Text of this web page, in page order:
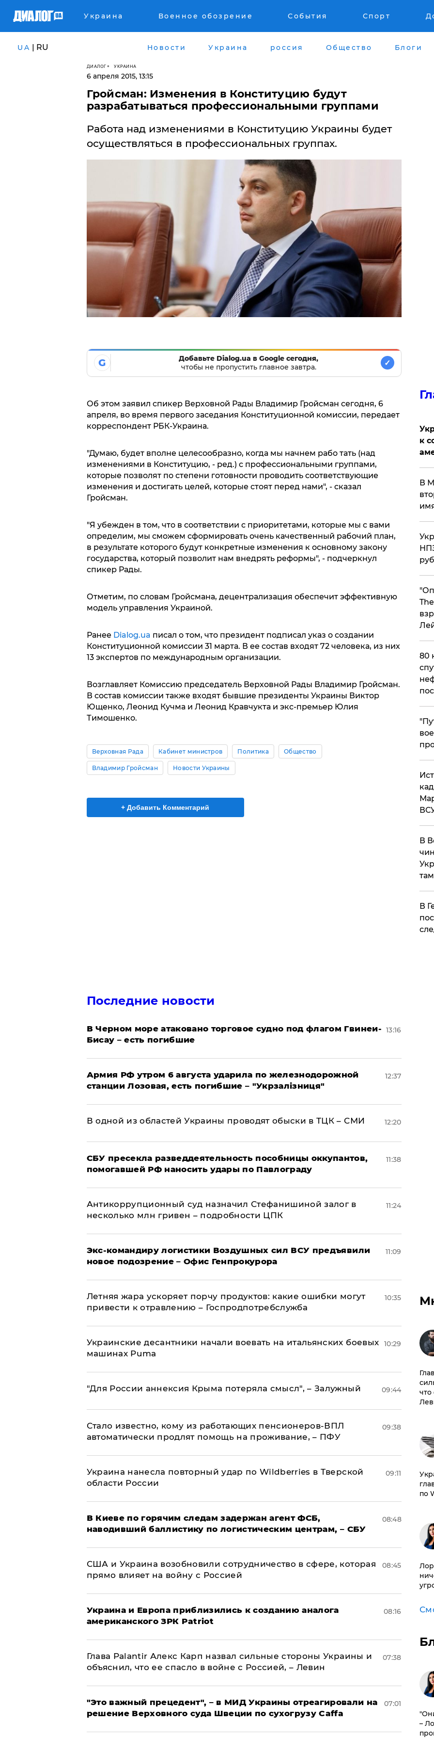
Украина Военное обозрение События Спорт
UA | RU Новости Украина россия Общество Блоги
ДИАЛОГ УКРАИНА
6 апреля 2015, 13:15
Гройсман: Изменения в Конституцию будут
разрабатываться профессиональными группами
Работа над изменениями в Конституцию Украины будет
осуществляться в профессиональных группах.
G
Добавьте Dialog.ua в Google сегодня,
чтобы не пропустить главное завтра.
✓
Об этом заявил спикер Верховной Рады Владимир Гройсман сегодня, 6
апреля, во время первого заседания Конституционной комиссии, передает
корреспондент РБК-Украина.
"Думаю, будет вполне целесообразно, когда мы начнем рабо тать (над
изменениями в Конституцию, - ред.) с профессиональными группами,
которые позволят по степени готовности проводить соответствующие
изменения и достигать целей, которые стоят перед нами", - сказал
Гройсман.
"Я убежден в том, что в соответствии с приоритетами, которые мы с вами
определим, мы сможем сформировать очень качественный рабочий план,
в результате которого будут конкретные изменения к основному закону
государства, который позволит нам внедрять реформы", - подчеркнул
спикер Рады.
Отметим, по словам Гройсмана, децентрализация обеспечит эффективную
модель управления Украиной.
Ранее Dialog.ua писал о том, что президент подписал указ о создании
Конституционной комиссии 31 марта. В ее состав входят 72 человека, из них
13 экспертов по международным организации.
Возглавляет Комиссию председатель Верховной Рады Владимир Гройсман.
В состав комиссии также входят бывшие президенты Украины Виктор
Ющенко, Леонид Кучма и Леонид Кравчукта и экс-премьер Юлия
Тимошенко.
Верховная Рада Кабинет министров Политика Общество
Владимир Гройсман Новости Украины
+ Добавить Комментарий
Последние новости
В Черном море атаковано торговое судно под флагом Гвинеи-
Бисау – есть погибшие
13:16
Армия РФ утром 6 августа ударила по железнодорожной
станции Лозовая, есть погибшие – "Укрзалізниця"
12:37
В одной из областей Украины проводят обыски в ТЦК – СМИ 12:20
СБУ пресекла разведдеятельность пособницы оккупантов,
помогавшей РФ наносить удары по Павлограду
11:38
Антикоррупционный суд назначил Стефанишиной залог в
несколько млн гривен – подробности ЦПК
11:24
Экс-командиру логистики Воздушных сил ВСУ предъявили
новое подозрение – Офис Генпрокурора
11:09
Летняя жара ускоряет порчу продуктов: какие ошибки могут
привести к отравлению – Госпродпотребслужба
10:35
Украинские десантники начали воевать на итальянских боевых
машинах Puma
10:29
"Для России аннексия Крыма потеряла смысл", – Залужный 09:44
Стало известно, кому из работающих пенсионеров-ВПЛ
автоматически продлят помощь на проживание, – ПФУ
09:38
Украина нанесла повторный удар по Wildberries в Тверской
области России
09:11
В Киеве по горячим следам задержан агент ФСБ,
наводивший баллистику по логистическим центрам, – СБУ
08:48
США и Украина возобновили сотрудничество в сфере, которая
прямо влияет на войну с Россией
08:45
Украина и Европа приблизились к созданию аналога
американского ЗРК Patriot
08:16
Глава Palantir Алекс Карп назвал сильные стороны Украины и
объяснил, что ее спасло в войне с Россией, – Левин
07:38
"Это важный прецедент", – в МИД Украины отреагировали на
решение Верховного суда Швеции по сухогрузу Caffa
07:01
к
В
80
В
​В
что
по
–